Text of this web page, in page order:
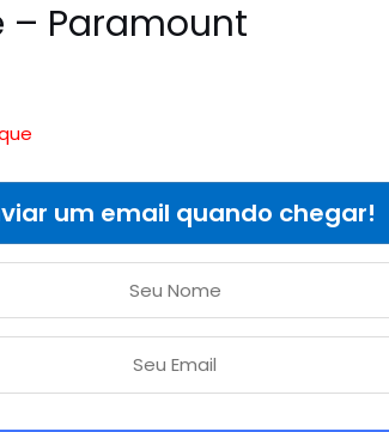
– Paramount
um email quando chegar!